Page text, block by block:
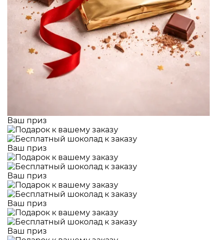
Ваш приз
Ваш приз
Ваш приз
Ваш приз
Ваш приз